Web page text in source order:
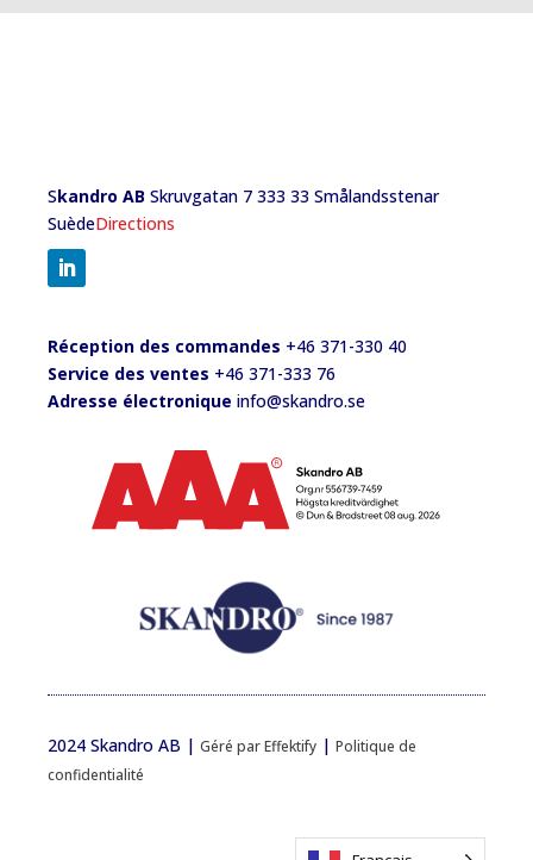
Skandro AB Skruvgatan 7 333 33 Smålandsstenar
SuèdeDirections
Réception des commandes +46 371-330 40
Service des ventes +46 371-333 76
Adresse électronique info@skandro.se
2024 Skandro AB | Géré par Effektify | Politique de
confidentialité